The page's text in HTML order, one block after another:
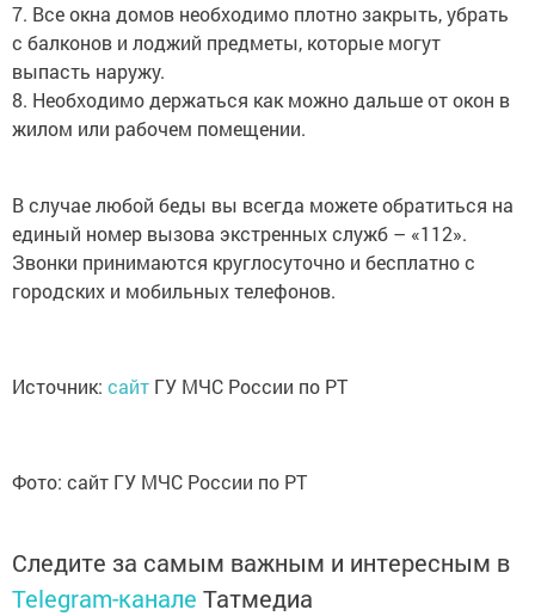
7. Все окна домов необходимо плотно закрыть, убрать
с балконов и лоджий предметы, которые могут
выпасть наружу.
8. Необходимо держаться как можно дальше от окон в
жилом или рабочем помещении.
В случае любой беды вы всегда можете обратиться на
единый номер вызова экстренных служб – «112».
Звонки принимаются круглосуточно и бесплатно с
городских и мобильных телефонов.
Источник: сайт ГУ МЧС России по РТ
Фото: сайт ГУ МЧС России по РТ
Следите за самым важным и интересным в
Telegram-канале Татмедиа